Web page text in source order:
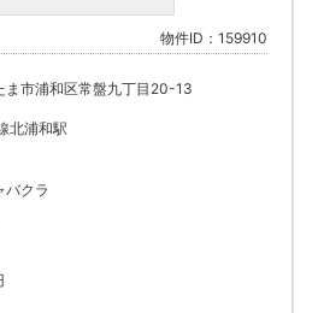
物件ID：159910
ま市浦和区常盤九丁目20-13
北浦和駅
バクラ